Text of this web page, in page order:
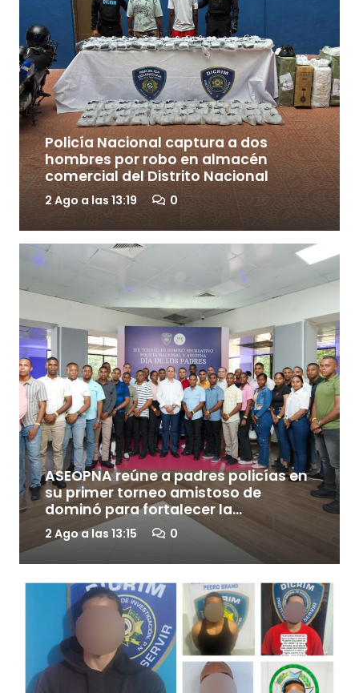
Policía Nacional captura a dos
hombres por robo en almacén
comercial del Distrito Nacional
2 Ago a las 13:19 0
ASEOPNA reúne a padres policías en
su primer torneo amistoso de
dominó para fortalecer la
integración familiar e institucional
2 Ago a las 13:15 0